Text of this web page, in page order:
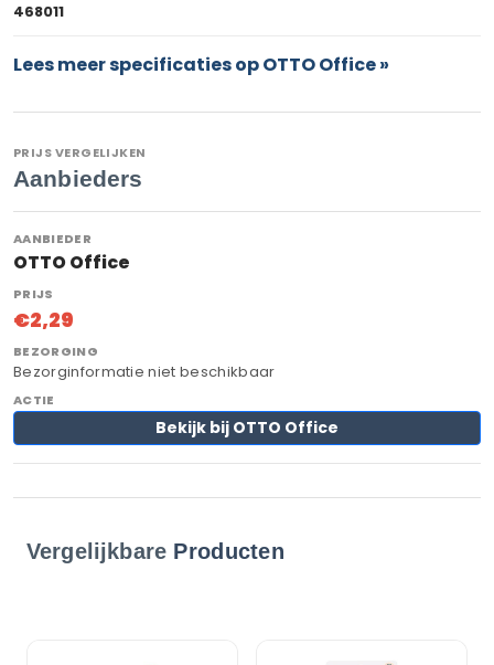
468011
Lees meer specificaties op OTTO Office »
PRIJS VERGELIJKEN
Aanbieders
OTTO Office
€2,29
Bezorginformatie niet beschikbaar
Bekijk bij OTTO Office
Vergelijkbare Producten